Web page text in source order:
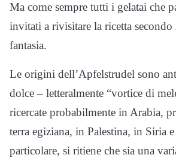
Ma come sempre tutti i gelatai che
invitati a rivisitare la ricetta
fantasia.
Le origini dell’Apfelstrudel sono
dolce – letteralmente “vortice di
ricercate probabilmente in Arabia,
terra egiziana, in Palestina, in Siria
particolare, si ritiene che sia una